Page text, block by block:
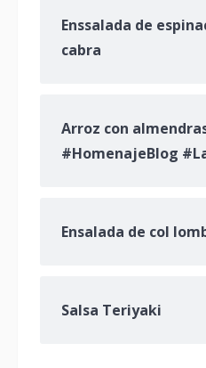
Enssalada de
cabra
Arroz con
#HomenajeBlog
Ensalada de col
Salsa Teriyaki